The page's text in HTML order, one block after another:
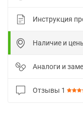
Инструкция
Наличие и
Аналоги и
Отзывы 1